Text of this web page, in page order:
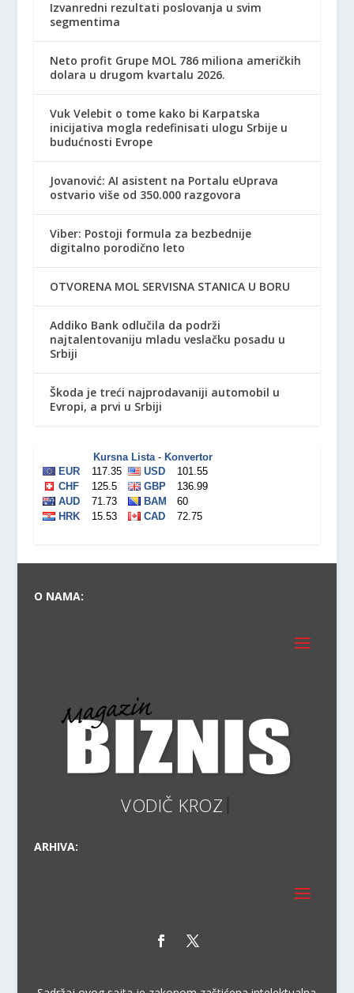
Izvanredni rezultati poslovanja u svim
segmentima
Neto profit Grupe MOL 786 miliona američkih
dolara u drugom kvartalu 2026.
Vuk Velebit o tome kako bi Karpatska
inicijativa mogla redefinisati ulogu Srbije u
budućnosti Evrope
Jovanović: AI asistent na Portalu eUprava
ostvario više od 350.000 razgovora
Viber: Postoji formula za bezbednije
digitalno porodično leto
OTVORENA MOL SERVISNA STANICA U BORU
Addiko Bank odlučila da podrži
najtalentovaniju mladu veslačku posadu u
Srbiji
Škoda je treći najprodavaniji automobil u
Evropi, a prvi u Srbiji
O NAMA:
ARHIVA: